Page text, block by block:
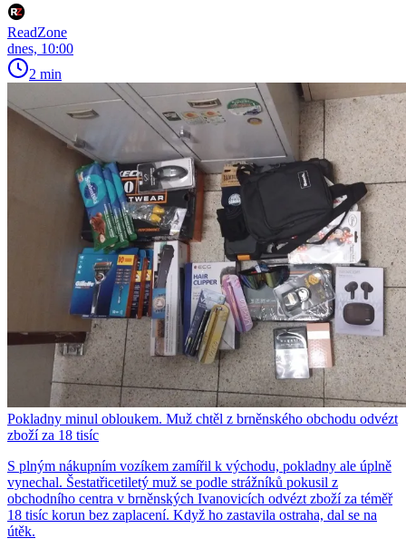
ReadZone
dnes, 10:00
2 min
Pokladny minul obloukem. Muž chtěl z brněnského obchodu odvézt
zboží za 18 tisíc
S plným nákupním vozíkem zamířil k východu, pokladny ale úplně
vynechal. Šestatřicetiletý muž se podle strážníků pokusil z
obchodního centra v brněnských Ivanovicích odvézt zboží za téměř
18 tisíc korun bez zaplacení. Když ho zastavila ostraha, dal se na
útěk.